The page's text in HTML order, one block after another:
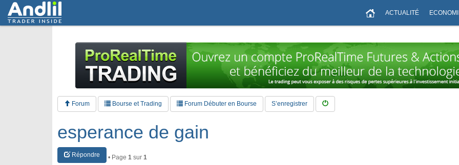
ACTUALITÉ
Forum Bourse et Trading Forum Débuter en Bourse S’enregistrer
esperance de gain
Répondre • Page 1 sur 1